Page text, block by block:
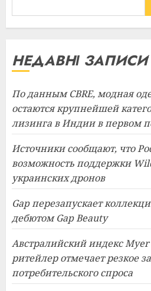
НЕДАВНІ ЗАПИСИ
По данным CBRE, модная
остаются крупнейшей
лизинга в Индии в первом
Источники сообщают, что
возможность поддержки
украинских дронов
Gap перезапускает
дебютом Gap Beauty
Австралийский индекс Myer
ритейлер отмечает резкое
потребительского спроса